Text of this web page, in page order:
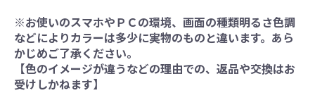
※お使いのスマホやＰＣの環境、画面の種類明るさ色調
などによりカラーは多少に実物のものと違います。あら
かじめご了承ください。
【色のイメージが違うなどの理由での、返品や交換はお
受けしかねます】